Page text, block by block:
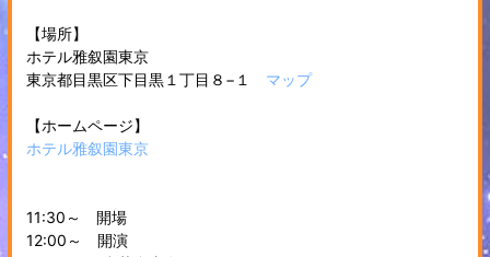
【場所】
ホテル雅叙園東京
東京都目黒区下目黒１丁目８−１ マップ
【ホームページ】
ホテル雅叙園東京
11:30～ 開場
12:00～ 開演